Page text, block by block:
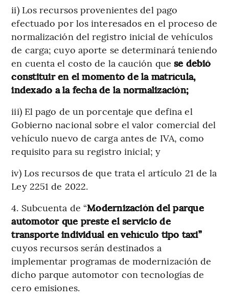
ii) Los recursos provenientes del pago
efectuado por los interesados en el proceso de
normalización del registro inicial de vehículos
de carga; cuyo aporte se determinará teniendo
en cuenta el costo de la caución quese debió
constituir en el momento de la matrícula,
indexado a la fecha de la normalización;
iii) El pago de un porcentaje que defina el
Gobierno nacional sobre el valor comercial del
vehículo nuevo de carga antes de IVA, como
requisito para su registro inicial; y
iv) Los recursos de que trata el artículo 21 de la
Ley 2251 de 2022.
4. Subcuenta de “Modernización del parque
automotor que preste el servicio de
transporte individual en vehículo tipo taxi”
cuyos recursos serán destinados a
implementar programas de modernización de
dicho parque automotor con tecnologías de
cero emisiones.